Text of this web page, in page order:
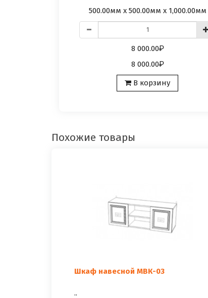
500.00мм x 500.00мм x 1,000.00мм
8 000.00
8 000.00
В корзину
Похожие товары
Шкаф навесной МВК-03
..